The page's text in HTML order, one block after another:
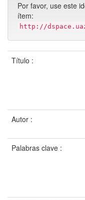
Por favor, use este
ítem:
http://
Título :
Autor :
Palabras clave :